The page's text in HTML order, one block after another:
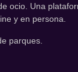
ocio. Una
y en persona.
parques.